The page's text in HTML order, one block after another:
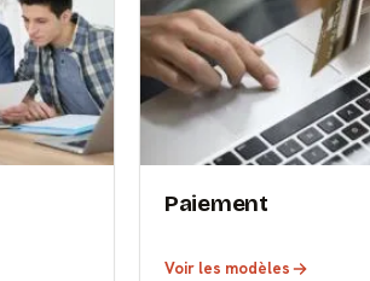
Paiement
Voir les modèles